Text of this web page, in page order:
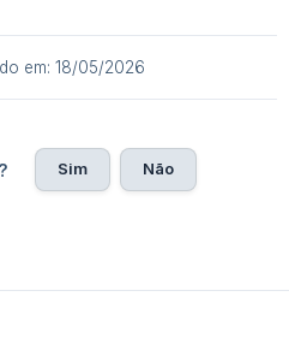
em: 18/05/2026
Sim Não